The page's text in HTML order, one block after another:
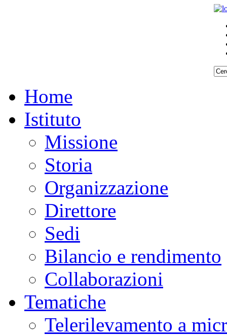
Home
Istituto
Missione
Storia
Organizzazione
Direttore
Sedi
Bilancio e rendimento
Collaborazioni
Tematiche
Telerilevamento a